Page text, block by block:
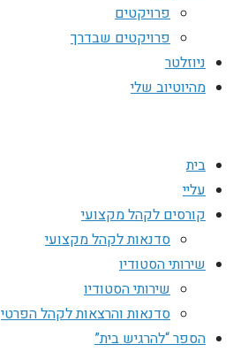
פרויקטים
פרויקטים שבדרך
ניוזלטר
מהיוטיוב שלי
בית
עליי
קורסים לקהל מקצועי
סדנאות לקהל מקצועי
שירותי הסטודיו
שירותי הסטודיו
סדנאות והרצאות לקהל הפרטי
הספר “להרגיש בית”